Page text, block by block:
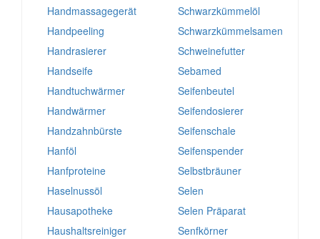
Handmassagegerät
Handpeeling
Handrasierer
Handseife
Handtuchwärmer
Handwärmer
Handzahnbürste
Hanföl
Hanfproteine
Haselnussöl
Hausapotheke
Haushaltsreiniger
Schwarzkümmelöl
Schwarzkümmelsamen
Schweinefutter
Sebamed
Seifenbeutel
Seifendosierer
Seifenschale
Seifenspender
Selbstbräuner
Selen
Selen Präparat
Senfkörner